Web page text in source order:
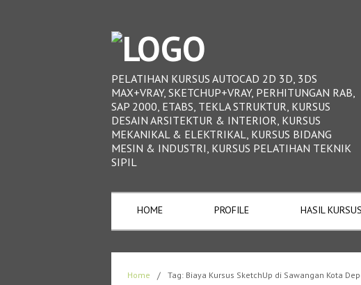
PELATIHAN KURSUS AUTOCAD 2D 3D, 3DS
MAX+VRAY, SKETCHUP+VRAY, PERHITUNGAN RAB,
SAP 2000, ETABS, TEKLA STRUKTUR, KURSUS
DESAIN ARSITEKTUR & INTERIOR, KURSUS
MEKANIKAL & ELEKTRIKAL, KURSUS BIDANG
MESIN & INDUSTRI, KURSUS PELATIHAN TEKNIK
SIPIL
HOME PROFILE HASIL KURSUS
Home / Tag: Biaya Kursus SketchUp di Sawangan Kota